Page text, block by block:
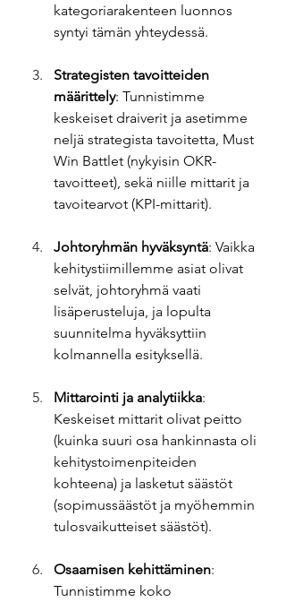
kategoriarakenteen luonnos
syntyi tämän yhteydessä.
Strategisten tavoitteiden
määrittely: Tunnistimme
keskeiset draiverit ja asetimme
neljä strategista tavoitetta, Must
Win Battlet (nykyisin OKR-
tavoitteet), sekä niille mittarit ja
tavoitearvot (KPI-mittarit).
Johtoryhmän hyväksyntä: Vaikka
kehitystiimillemme asiat olivat
selvät, johtoryhmä vaati
lisäperusteluja, ja lopulta
suunnitelma hyväksyttiin
kolmannella esityksellä.
Mittarointi ja analytiikka:
Keskeiset mittarit olivat peitto
(kuinka suuri osa hankinnasta oli
kehitystoimenpiteiden
kohteena) ja lasketut säästöt
(sopimussäästöt ja myöhemmin
tulosvaikutteiset säästöt).
Osaamisen kehittäminen:
Tunnistimme koko